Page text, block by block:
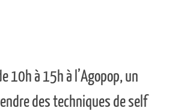
10h à 15h à l’Agopop, un
des techniques de self